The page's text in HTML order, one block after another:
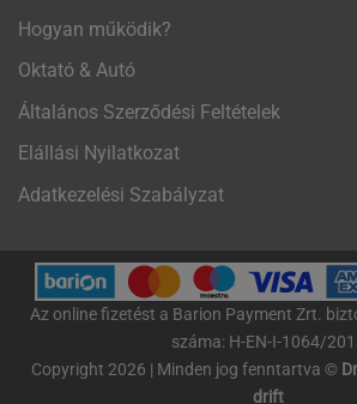
Hogyan működik?
Oktató & Autó
Általános Szerződési Feltételek
Elállási Nyilatkozat
Adatkezelési Szabályzat
Az online ﬁzetést a Barion Payment Zrt.
száma: H-EN-I-1064/
Copyright 2026 | Minden jog fenntartva ©
drift